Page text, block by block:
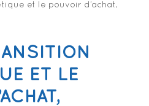
et le pouvoir d’achat,
ET LE